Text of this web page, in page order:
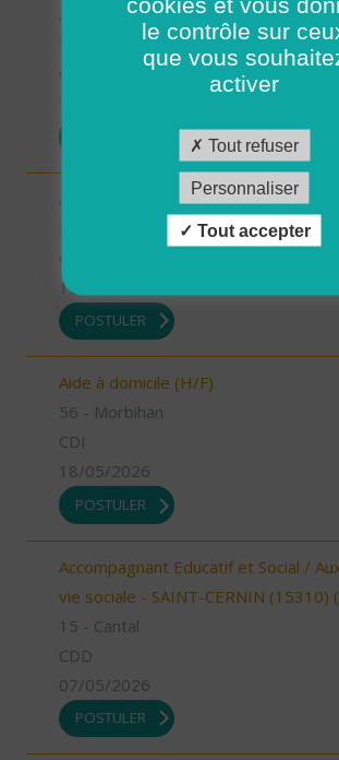
Auxiliaire de vie (H/F)
56 - Morbihan
Auxiliaire de vie (H/F)
19/05/2026
POSTULER
Aide à domicile (H/F)
56 - Morbihan
CDI
18/05/2026
POSTULER
Accompagnant Educatif et Social /
vie sociale - SAINT-CERNIN (15310)
15 - Cantal
CDD
07/05/2026
POSTULER
le contrôle sur
que vous
activer
Tout refuser
Personnaliser
Tout accepter